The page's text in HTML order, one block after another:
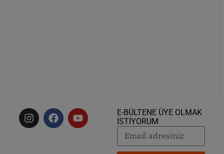
E-BÜLTENE ÜYE OLMAK
İSTİYORUM